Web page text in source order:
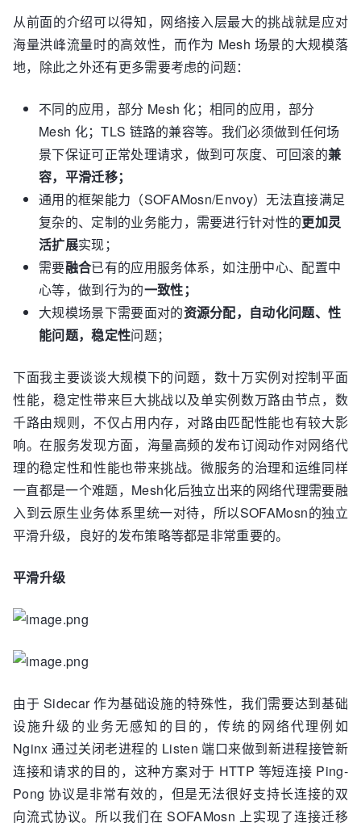
从前面的介绍可以得知，网络接入层最大的挑战就是应对
海量洪峰流量时的高效性，而作为 Mesh 场景的大规模落
地，除此之外还有更多需要考虑的问题：
不同的应用，部分 Mesh 化；相同的应用，部分
Mesh 化；TLS 链路的兼容等。我们必须做到任何场
景下保证可正常处理请求，做到可灰度、可回滚的兼
容，平滑迁移；
通用的框架能力（SOFAMosn/Envoy）无法直接满足
复杂的、定制的业务能力，需要进行针对性的更加灵
活扩展实现；
需要融合已有的应用服务体系，如注册中心、配置中
心等，做到行为的一致性；
大规模场景下需要面对的资源分配，自动化问题、性
能问题，稳定性问题；
下面我主要谈谈大规模下的问题，数十万实例对控制平面
性能，稳定性带来巨大挑战以及单实例数万路由节点，数
千路由规则，不仅占用内存，对路由匹配性能也有较大影
响。在服务发现方面，海量高频的发布订阅动作对网络代
理的稳定性和性能也带来挑战。微服务的治理和运维同样
一直都是一个难题，Mesh化后独立出来的网络代理需要融
入到云原生业务体系里统一对待，所以SOFAMosn的独立
平滑升级，良好的发布策略等都是非常重要的。
平滑升级
由于 Sidecar 作为基础设施的特殊性，我们需要达到基础
设施升级的业务无感知的目的，传统的网络代理例如
Nginx 通过关闭老进程的 Listen 端口来做到新进程接管新
连接和请求的目的，这种方案对于 HTTP 等短连接 Ping-
Pong 协议是非常有效的，但是无法很好支持长连接的双
向流式协议。所以我们在 SOFAMosn 上实现了连接迁移